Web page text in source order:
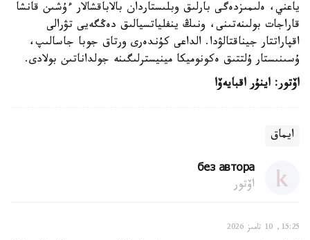
ياعني، ەلىمىزدەگى بارلىق وبلىستاردان بالاباقشالار ءۇشىن قانشا
قاراجات بولىنەتىنى، ونىڭ ينفلياتسيالىق دەڭگەيى تۋرالى
اقپاراتتار جيناقتالۋدا. الداعى كۇندەرى ورتاق جوبا جاسالىپ،
ۇسىنىستار ۇلتتىق ەكونوميكا مينيسترلىگىنە جولداناتىن بولادى.
اۆتور: اينۇر اقبايەۆا
ايماق
без автора
اۆتور
15:25, 10 تامىز 2026